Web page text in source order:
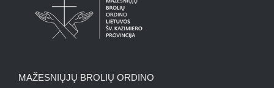
MAŽESNIŲJŲ BROLIŲ ORDINO